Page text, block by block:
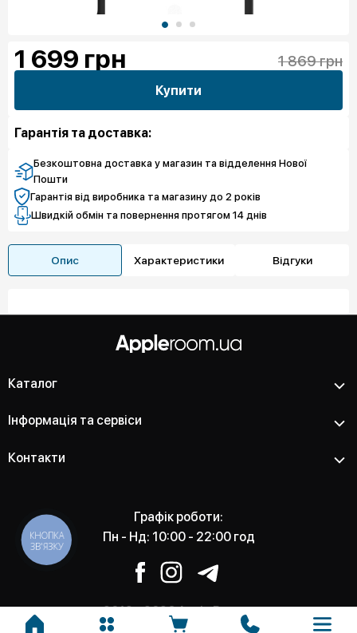
1 699 грн 1 869 грн
Купити
Гарантія та доставка:
Безкоштовна доставка у магазин та відделення Нової
Пошти
Гарантія від виробника та магазину до 2 років
Швидкій обмін та повернення протягом 14 днів
Опис Характеристики Відгуки
Каталог
Інформація та сервіси
Контакти
Графік роботи:
Пн - Нд: 10:00 - 22:00 год
2012 - 2026 Apple Room -
КНОПКА
ЗВ'ЯЗКУ